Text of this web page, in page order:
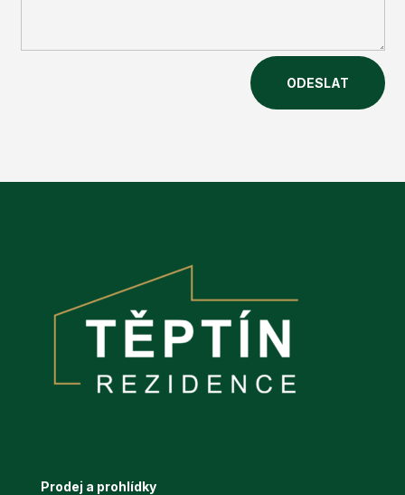
ODESLAT
Prodej a prohlídky